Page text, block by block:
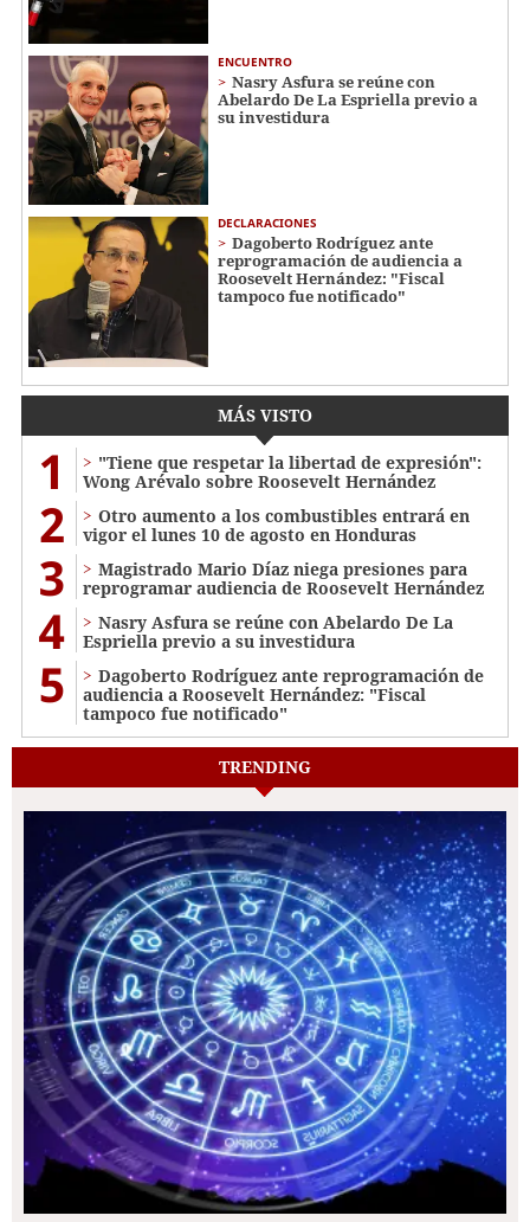
ENCUENTRO
Nasry Asfura se reúne con
Abelardo De La Espriella previo a
su investidura
DECLARACIONES
Dagoberto Rodríguez ante
reprogramación de audiencia a
Roosevelt Hernández: "Fiscal
tampoco fue notificado"
MÁS VISTO
1
"Tiene que respetar la libertad de expresión":
Wong Arévalo sobre Roosevelt Hernández
2
Otro aumento a los combustibles entrará en
vigor el lunes 10 de agosto en Honduras
3
Magistrado Mario Díaz niega presiones para
reprogramar audiencia de Roosevelt Hernández
4
Nasry Asfura se reúne con Abelardo De La
Espriella previo a su investidura
5
Dagoberto Rodríguez ante reprogramación de
audiencia a Roosevelt Hernández: "Fiscal
tampoco fue notificado"
TRENDING